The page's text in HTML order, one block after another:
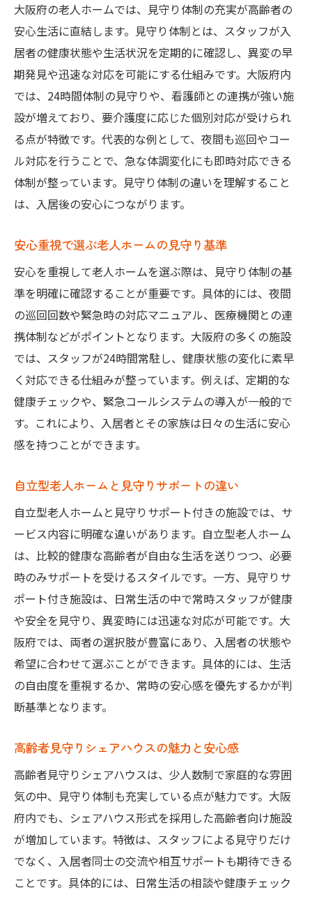
自立型老人ホームの見守りポイントを解説
高齢者シェアハウスの見守りサポートを比
較
老人ホームの見守り対応と生活支援の違い
施設見学で確認したい見守りの実態
費用面で比較する大阪府の老人ホーム選び
大阪府の老人ホーム費用比較と見守り体制
自立型老人ホームの費用相場と選び方
見守り付き老人ホームの費用内訳を解説
健康型有料老人ホームの費用と見守りの関
係
費用と安心を両立する施設選びのコツ
老人ホームの洗濯や外出の自由度を解説
老人ホームでの洗濯サービスと日常の自由
度
外出自由な老人ホームの特徴と注意点
見守り付き老人ホームの生活サポートを比
較
自立型老人ホームの生活自由度を詳しく解
説
自由な暮らしを実現する施設選びのポイン
ト
シェアハウス型老人ホームの新しい選択肢
高齢者シェアハウスの見守り体制と特徴
60代70代に人気のシェアハウス型老人ホー
見守りシェアハウスの安心サポートを比較
自立型老人ホームとシェアハウスの違いと
健康型有料老人ホームとシェアハウスの選
び方
新しい形の老人ホーム選びのメリット
見守り体制と費用のバランスを考える方法
見守り体制と費用バランスの良い老人ホー
ム選び
費用重視か見守り重視か迷う時の判断基準
大阪府の老人ホームでは、見守り体制の充実が高齢者の
安心生活に直結します。見守り体制とは、スタッフが入
居者の健康状態や生活状況を定期的に確認し、異変の早
期発見や迅速な対応を可能にする仕組みです。大阪府内
では、24時間体制の見守りや、看護師との連携が強い施
設が増えており、要介護度に応じた個別対応が受けられ
る点が特徴です。代表的な例として、夜間も巡回やコー
ル対応を行うことで、急な体調変化にも即時対応できる
体制が整っています。見守り体制の違いを理解すること
は、入居後の安心につながります。
安心重視で選ぶ老人ホームの見守り基準
安心を重視して老人ホームを選ぶ際は、見守り体制の基
準を明確に確認することが重要です。具体的には、夜間
の巡回回数や緊急時の対応マニュアル、医療機関との連
携体制などがポイントとなります。大阪府の多くの施設
では、スタッフが24時間常駐し、健康状態の変化に素早
く対応できる仕組みが整っています。例えば、定期的な
健康チェックや、緊急コールシステムの導入が一般的で
す。これにより、入居者とその家族は日々の生活に安心
感を持つことができます。
自立型老人ホームと見守りサポートの違い
自立型老人ホームと見守りサポート付きの施設では、サ
ービス内容に明確な違いがあります。自立型老人ホーム
は、比較的健康な高齢者が自由な生活を送りつつ、必要
時のみサポートを受けるスタイルです。一方、見守りサ
ポート付き施設は、日常生活の中で常時スタッフが健康
や安全を見守り、異変時には迅速な対応が可能です。大
阪府では、両者の選択肢が豊富にあり、入居者の状態や
希望に合わせて選ぶことができます。具体的には、生活
の自由度を重視するか、常時の安心感を優先するかが判
断基準となります。
高齢者見守りシェアハウスの魅力と安心感
高齢者見守りシェアハウスは、少人数制で家庭的な雰囲
気の中、見守り体制も充実している点が魅力です。大阪
府内でも、シェアハウス形式を採用した高齢者向け施設
が増加しています。特徴は、スタッフによる見守りだけ
でなく、入居者同士の交流や相互サポートも期待できる
ことです。具体的には、日常生活の相談や健康チェック